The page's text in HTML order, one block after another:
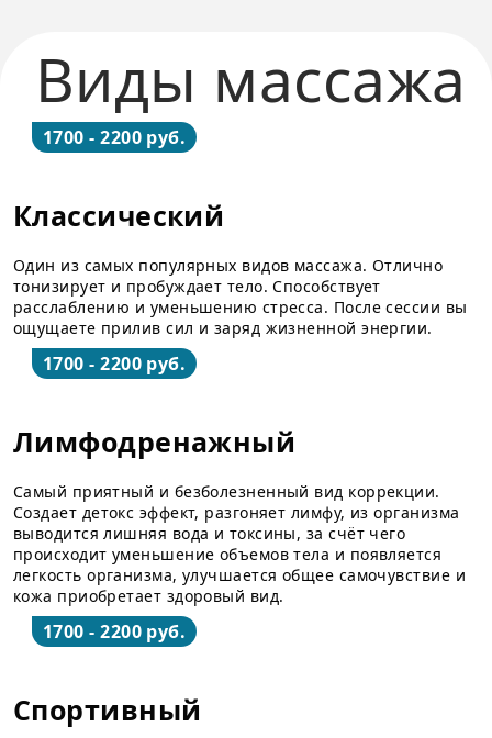
Виды массажа
1700 - 2200 руб.
Классический
Один из самых популярных видов массажа. Отлично
тонизирует и пробуждает тело. Способствует
расслаблению и уменьшению стресса. После сессии вы
ощущаете прилив сил и заряд жизненной энергии.
1700 - 2200 руб.
Лимфодренажный
Самый приятный и безболезненный вид коррекции.
Создает детокс эффект, разгоняет лимфу, из организма
выводится лишняя вода и токсины, за счёт чего
происходит уменьшение объемов тела и появляется
легкость организма, улучшается общее самочувствие и
кожа приобретает здоровый вид.
1700 - 2200 руб.
Спортивный